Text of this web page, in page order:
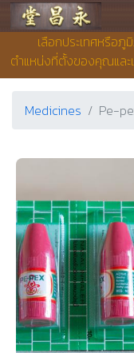
เลือกประเทศหรือ
ตำแหน่งที่ตั้งของคุณและ
Yong Chieng Pharmacy
Medicines Pe-